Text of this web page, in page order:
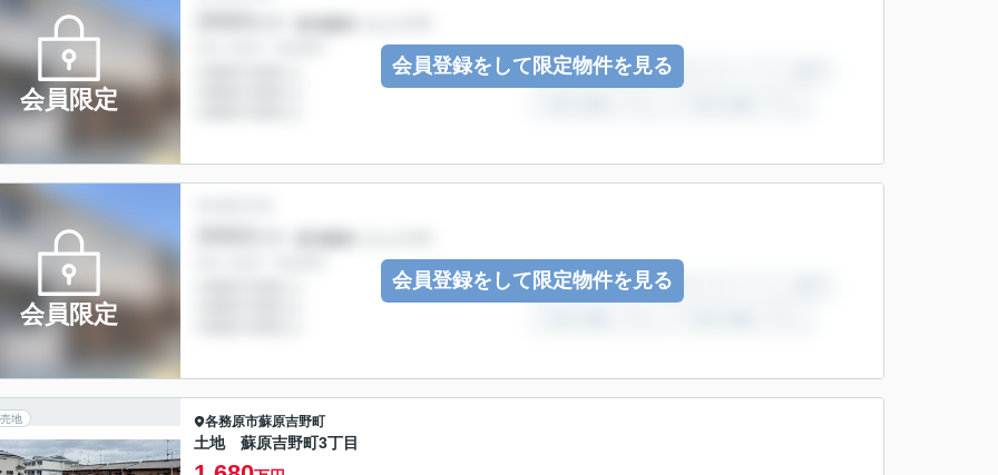
会員限定
会員登録をして限定物件を見る
会員限定
会員登録をして限定物件を見る
売地 各務原市蘇原吉野町
土地 蘇原吉野町3丁目